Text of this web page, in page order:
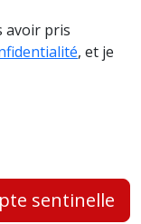
avoir pris
, et je
sentinelle